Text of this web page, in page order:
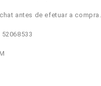
antes de efetuar a compra.
52068533